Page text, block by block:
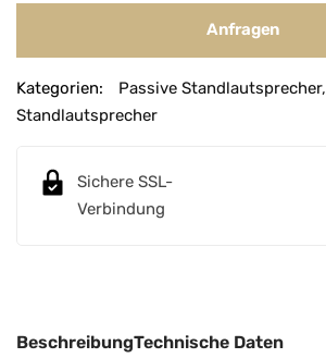
Anfragen
l
t
e
Kategorien: Passive Standlautsprecher,
Standlautsprecher
Sichere SSL-
Verbindung
BeschreibungTechnische Daten